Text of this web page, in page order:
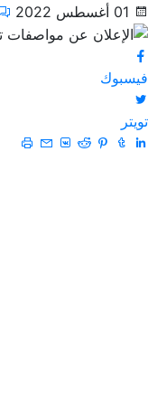
01 أغسطس 2022
فيسبوك
تويتر